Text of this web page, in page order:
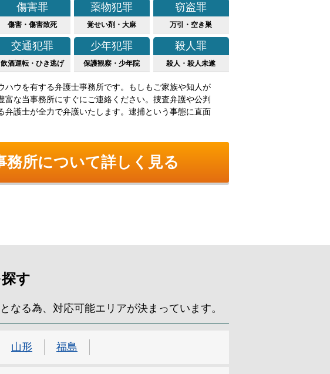
傷害罪
傷害・傷害致死
薬物犯罪
覚せい剤・大麻
窃盗罪
万引・空き巣
交通犯罪
飲酒運転・ひき逃げ
少年犯罪
保護観察・少年院
殺人罪
殺人・殺人未遂
ウを有する弁護士事務所です。もしもご家族や知人が
な当事務所にすぐにご連絡ください。捜査弁護や公判
護士が全力で弁護いたします。逮捕という事態に直面
務所について詳しく見る
す
なる為、対応可能エリアが決まっています。
山形 福島